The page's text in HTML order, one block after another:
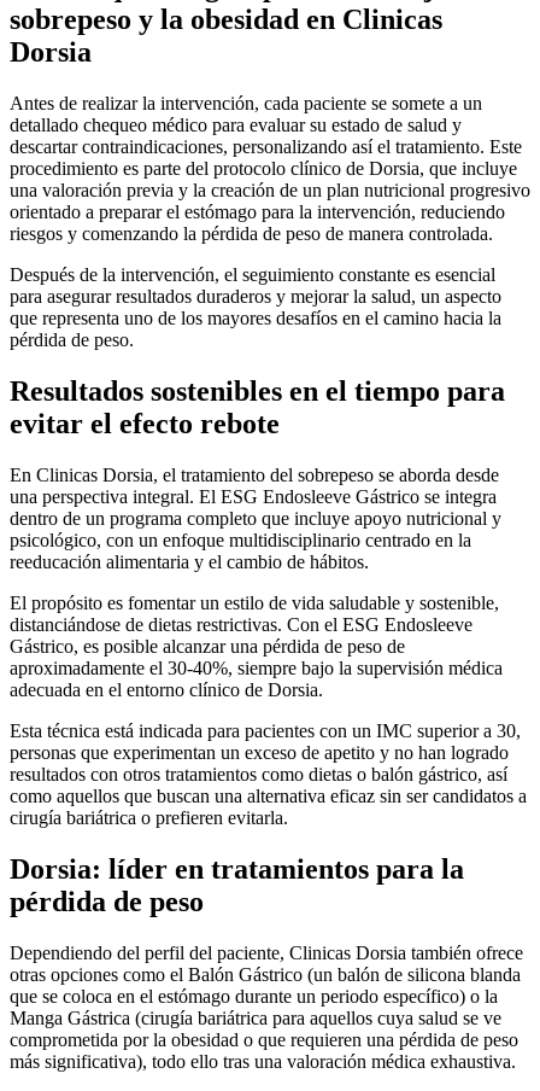
sobrepeso y la obesidad en Clinicas
Dorsia
Antes de realizar la intervención, cada paciente se somete a un
detallado chequeo médico para evaluar su estado de salud y
descartar contraindicaciones, personalizando así el tratamiento. Este
procedimiento es parte del protocolo clínico de Dorsia, que incluye
una valoración previa y la creación de un plan nutricional progresivo
orientado a preparar el estómago para la intervención, reduciendo
riesgos y comenzando la pérdida de peso de manera controlada.
Después de la intervención, el seguimiento constante es esencial
para asegurar resultados duraderos y mejorar la salud, un aspecto
que representa uno de los mayores desafíos en el camino hacia la
pérdida de peso.
Resultados sostenibles en el tiempo para
evitar el efecto rebote
En Clinicas Dorsia, el tratamiento del sobrepeso se aborda desde
una perspectiva integral. El ESG Endosleeve Gástrico se integra
dentro de un programa completo que incluye apoyo nutricional y
psicológico, con un enfoque multidisciplinario centrado en la
reeducación alimentaria y el cambio de hábitos.
El propósito es fomentar un estilo de vida saludable y sostenible,
distanciándose de dietas restrictivas. Con el ESG Endosleeve
Gástrico, es posible alcanzar una pérdida de peso de
aproximadamente el 30-40%, siempre bajo la supervisión médica
adecuada en el entorno clínico de Dorsia.
Esta técnica está indicada para pacientes con un IMC superior a 30,
personas que experimentan un exceso de apetito y no han logrado
resultados con otros tratamientos como dietas o balón gástrico, así
como aquellos que buscan una alternativa eficaz sin ser candidatos a
cirugía bariátrica o prefieren evitarla.
Dorsia: líder en tratamientos para la
pérdida de peso
Dependiendo del perfil del paciente, Clinicas Dorsia también ofrece
otras opciones como el Balón Gástrico (un balón de silicona blanda
que se coloca en el estómago durante un periodo específico) o la
Manga Gástrica (cirugía bariátrica para aquellos cuya salud se ve
comprometida por la obesidad o que requieren una pérdida de peso
más significativa), todo ello tras una valoración médica exhaustiva.